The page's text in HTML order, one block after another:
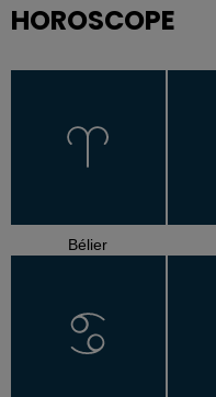
HOROSCOPE
Bélier